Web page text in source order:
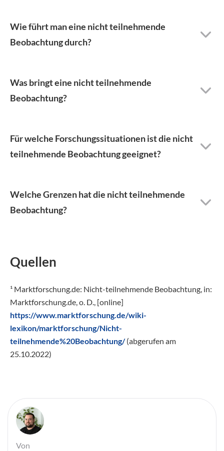
Wie führt man eine nicht teilnehmende
Beobachtung durch?
Was bringt eine nicht teilnehmende
Beobachtung?
Für welche Forschungssituationen ist die nicht
teilnehmende Beobachtung geeignet?
Welche Grenzen hat die nicht teilnehmende
Beobachtung?
Quellen
¹ Marktforschung.de: Nicht-teilnehmende Beobachtung, in:
Marktforschung.de, o. D., [online]
https://www.marktforschung.de/wiki-
lexikon/marktforschung/Nicht-
teilnehmende%20Beobachtung/(abgerufen am
25.10.2022)
Von